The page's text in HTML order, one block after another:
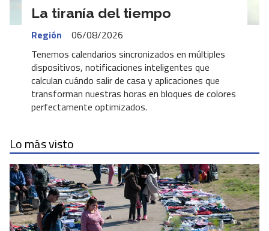
La tiranía del tiempo
Región
06/08/2026
Tenemos calendarios sincronizados en múltiples
dispositivos, notificaciones inteligentes que
calculan cuándo salir de casa y aplicaciones que
transforman nuestras horas en bloques de colores
perfectamente optimizados.
Lo más visto